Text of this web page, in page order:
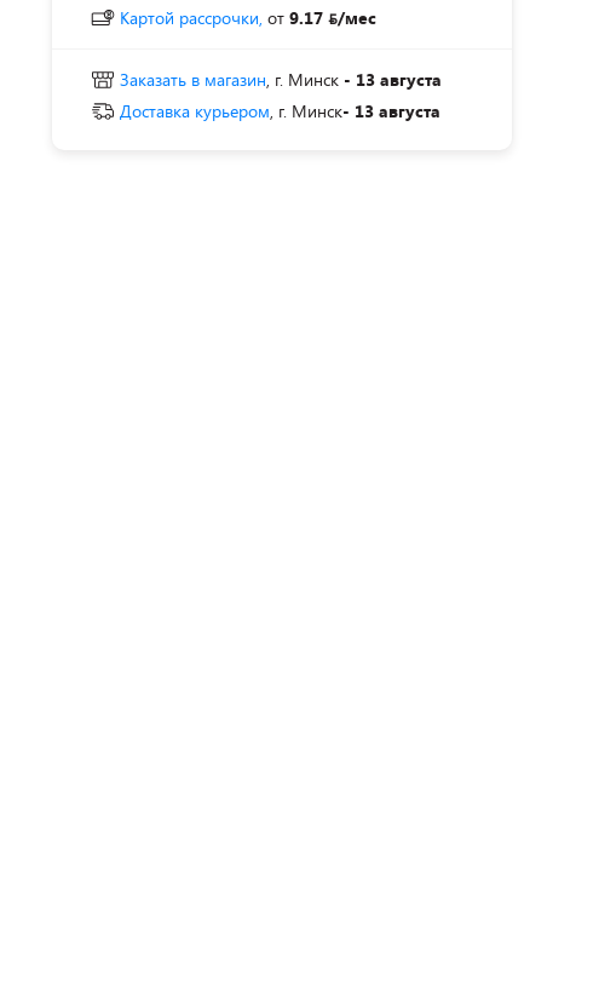
Картой рассрочки, от 9.17 /мес
Заказать в магазин, г. Минск - 13 августа
Доставка курьером, г. Минск- 13 августа